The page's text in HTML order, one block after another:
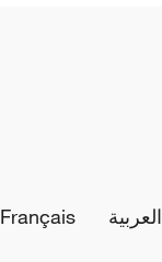
Français العربية